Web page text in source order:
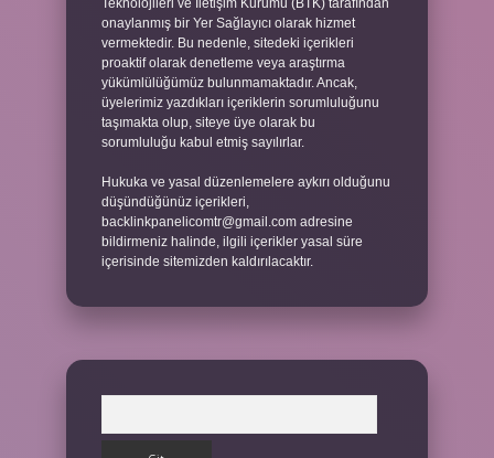
Teknolojileri ve İletişim Kurumu (BTK) tarafından
onaylanmış bir Yer Sağlayıcı olarak hizmet
vermektedir. Bu nedenle, sitedeki içerikleri
proaktif olarak denetleme veya araştırma
yükümlülüğümüz bulunmamaktadır. Ancak,
üyelerimiz yazdıkları içeriklerin sorumluluğunu
taşımakta olup, siteye üye olarak bu
sorumluluğu kabul etmiş sayılırlar.
Hukuka ve yasal düzenlemelere aykırı olduğunu
düşündüğünüz içerikleri,
backlinkpanelicomtr@gmail.com adresine
bildirmeniz halinde, ilgili içerikler yasal süre
içerisinde sitemizden kaldırılacaktır.